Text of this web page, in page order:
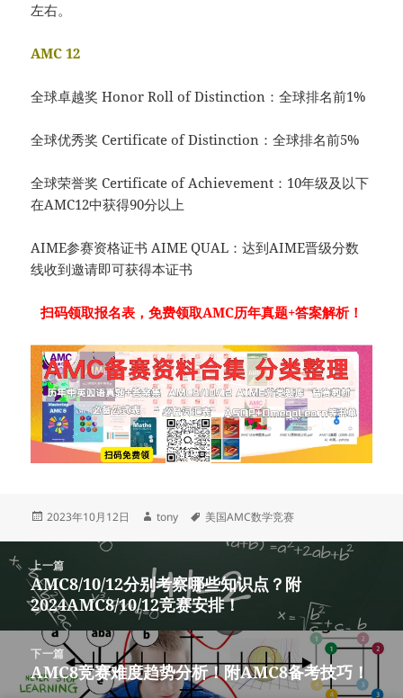
左右。
AMC 12
全球卓越奖 Honor Roll of Distinction：全球排名前1%
全球优秀奖 Certificate of Distinction：全球排名前5%
全球荣誉奖 Certificate of Achievement：10年级及以下
在AMC12中获得90分以上
AIME参赛资格证书 AIME QUAL：达到AIME晋级分数
线收到邀请即可获得本证书
扫码领取报名表，免费领取AMC历年真题+答案解析！
发
2023年10月12日
作
tony
标
美国AMC数学竞赛
上一篇
上
篇
文
章：
AMC8/10/12分别考察哪些知识点？附
2024AMC8/10/12竞赛安排！
下一篇
下
篇
AMC8竞赛难度趋势分析！附AMC8备考技巧！